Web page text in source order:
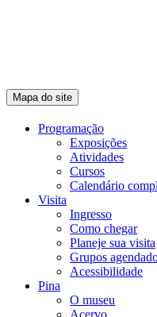
Mapa do site
Programação
Exposições
Atividades
Cursos
Calendário
Visita
Ingresso
Como chegar
Planeje sua visita
Grupos
Acessibilidade
Pina
O museu
Acervo